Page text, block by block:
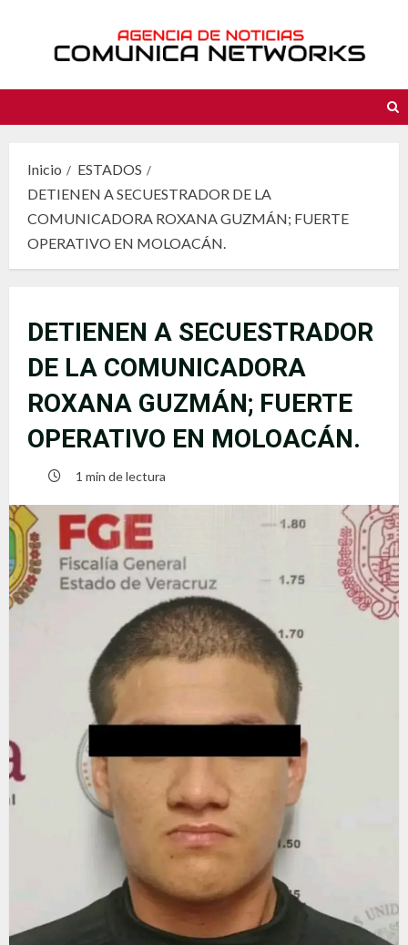
contenido
Inicio
ESTADOS
DETIENEN A SECUESTRADOR DE LA
COMUNICADORA ROXANA GUZMÁN; FUERTE
OPERATIVO EN MOLOACÁN.
DETIENEN A SECUESTRADOR
DE LA COMUNICADORA
ROXANA GUZMÁN; FUERTE
OPERATIVO EN MOLOACÁN.
1 min de lectura